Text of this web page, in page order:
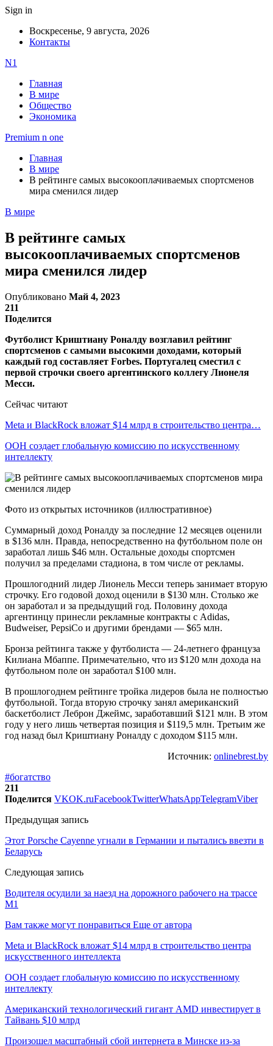
Sign in
Воскресенье, 9 августа, 2026
Контакты
N1
Главная
В мире
Общество
Экономика
Premium n one
Главная
В мире
В рейтинге самых высокооплачиваемых спортсменов
мира сменился лидер
В мире
В рейтинге самых
высокооплачиваемых спортсменов
мира сменился лидер
Опубликовано Май 4, 2023
211
Поделится
Футболист Криштиану Роналду возглавил рейтинг
спортсменов с самыми высокими доходами, который
каждый год составляет Forbes. Португалец сместил с
первой строчки своего аргентинского коллегу Лионеля
Месси.
Сейчас читают
Meta и BlackRock вложат $14 млрд в строительство центра…
ООН создает глобальную комиссию по искусственному
интеллекту
Фото из открытых источников (иллюстративное)
Суммарный доход Роналду за последние 12 месяцев оценили
в $136 млн. Правда, непосредственно на футбольном поле он
заработал лишь $46 млн. Остальные доходы спортсмен
получил за пределами стадиона, в том числе от рекламы.
Прошлогодний лидер Лионель Месси теперь занимает вторую
строчку. Его годовой доход оценили в $130 млн. Столько же
он заработал и за предыдущий год. Половину дохода
аргентинцу принесли рекламные контракты с Adidas,
Budweiser, PepsiCo и другими брендами — $65 млн.
Бронза рейтинга также у футболиста — 24-летнего француза
Килиана Мбаппе. Примечательно, что из $120 млн дохода на
футбольном поле он заработал $100 млн.
В прошлогоднем рейтинге тройка лидеров была не полностью
футбольной. Тогда вторую строчку занял американский
баскетболист Леброн Джеймс, заработавший $121 млн. В этом
году у него лишь четвертая позиция и $119,5 млн. Третьим же
год назад был Криштиану Роналду с доходом $115 млн.
Источник: onlinebrest.by
#богатство
211
Поделится VKOK.ruFacebookTwitterWhatsAppTelegramViber
Предыдущая запись
Этот Porsche Cayenne угнали в Германии и пытались ввезти в
Беларусь
Следующая запись
Водителя осудили за наезд на дорожного рабочего на трассе
М1
Вам также могут понравиться Еще от автора
Meta и BlackRock вложат $14 млрд в строительство центра
искусственного интеллекта
ООН создает глобальную комиссию по искусственному
интеллекту
Американский технологический гигант AMD инвестирует в
Тайвань $10 млрд
Произошел масштабный сбой интернета в Минске из-за